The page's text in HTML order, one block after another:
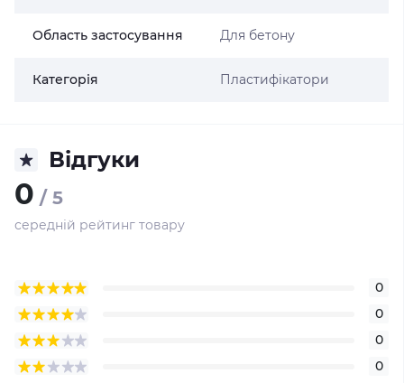
Область застосування Для бетону
Категорія Пластифікатори
Відгуки
0 / 5
середній рейтинг товару
0
0
0
0